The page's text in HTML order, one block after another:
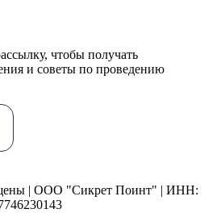
чтобы получать
и советы по проведению
| ООО "Сикрет Поинт" | ИНН: